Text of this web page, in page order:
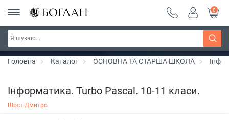
РОЗПРОДАЖ ~ 150 грн ~ 200 грн ~ 250 грн ~
300 грн ~ РОЗПРОДАЖ
Дізнатись більше
0
Головна Каталог ОСНОВНА ТА СТАРША ШКОЛА
Інформатика. Turbo Pascal. 10-11 класи.
Шост Дмитро